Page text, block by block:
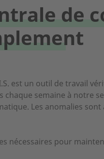
de
est un outil de travail
chaque semaine à notre
Les anomalies
nécessaires pour